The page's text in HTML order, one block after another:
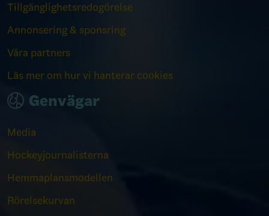
Tillgänglighetsredogörelse
Annonsering & sponsring
Våra partners
Läs mer om hur vi hanterar cookies
Genvägar
Media
Hockeyjournalisterna
Hemmaplansmodellen
Rörelsekurvan